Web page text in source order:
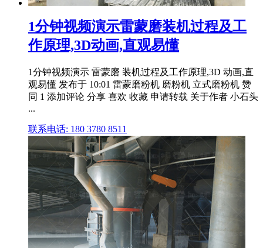
1分钟视频演示雷蒙磨装机过程及工
作原理,3D动画,直观易懂
1分钟视频演示 雷蒙磨 装机过程及工作原理,3D 动画,直
观易懂 发布于 10:01 雷蒙磨粉机 磨粉机 立式磨粉机 赞
同 1 添加评论 分享 喜欢 收藏 申请转载 关于作者 小石头
...
联系电话: 180 3780 8511